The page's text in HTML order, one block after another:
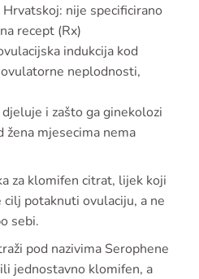
nije specificirano
recept (Rx)
indukcija kod
neplodnosti,
i zašto ga ginekolozi
mjesecima nema
za klomifen citrat, lijek koji
potaknuti ovulaciju, a ne
sebi.
pod nazivima Serophene
jednostavno klomifen, a